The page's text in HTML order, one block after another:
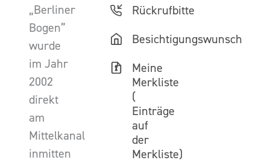
„Berliner
Bogen”
wurde
im Jahr
2002
direkt
am
Mittelkanal
inmitten
Rückrufbitte
Besichtigungswunsch
Meine
Merkliste
(
Einträge
auf
der
Merkliste)